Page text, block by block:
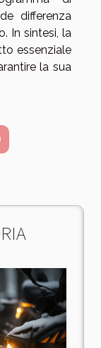
differenza
In sintesi, la
essenziale
la sua